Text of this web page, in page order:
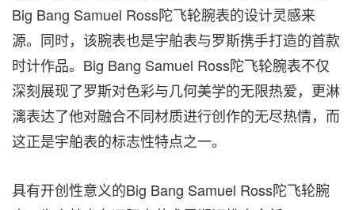
Big Bang Samuel Ross陀飞轮腕表的设计灵感来
源。同时，该腕表也是宇舶表与罗斯携手打造的首款
时计作品。Big Bang Samuel Ross陀飞轮腕表不仅
深刻展现了罗斯对色彩与几何美学的无限热爱，更淋
漓表达了他对融合不同材质进行创作的无尽热情，而
这正是宇舶表的标志性特点之一。
具有开创性意义的Big Bang Samuel Ross陀飞轮腕